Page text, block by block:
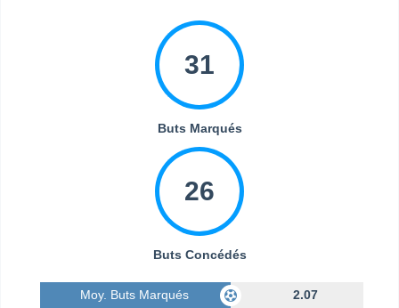
31
Buts Marqués
26
Buts Concédés
Moy. Buts Marqués 2.07